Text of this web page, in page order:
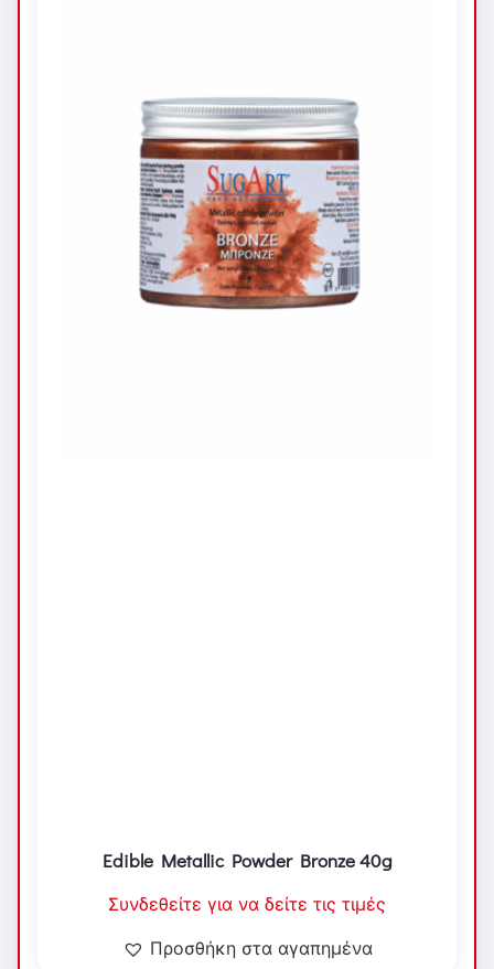
Edible Metallic Powder Bronze 40g
Συνδεθείτε για να δείτε τις τιμές
Προσθήκη στα αγαπημένα